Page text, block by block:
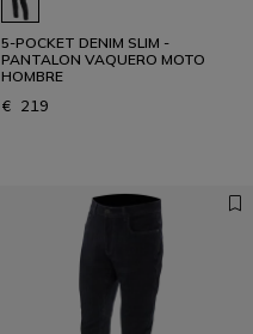
5-POCKET DENIM SLIM -
PANTALON VAQUERO MOTO
HOMBRE
€ 219